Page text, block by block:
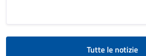
Tutte le notizie